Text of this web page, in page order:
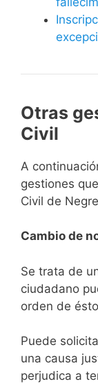
Otras
Civil
A
gestiones
Civil de
Cambio de
Se trata de
ciudadano
orden de
Puede
una causa
perjudica a